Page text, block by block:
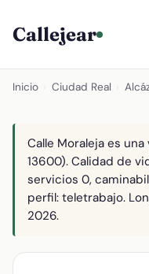
Callejear
Inicio Ciudad Real
Calle Moraleja es
13600). Calidad de
servicios 0,
perfil: teletrabajo.
2026.